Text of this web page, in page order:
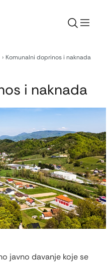
Komunalni doprinos i naknada
i naknada
javno davanje koje se